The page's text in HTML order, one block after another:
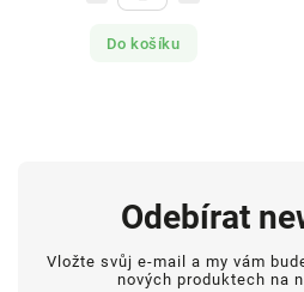
Do košíku
Odebírat
Vložte svůj e-mail a my vám
nových produktech na